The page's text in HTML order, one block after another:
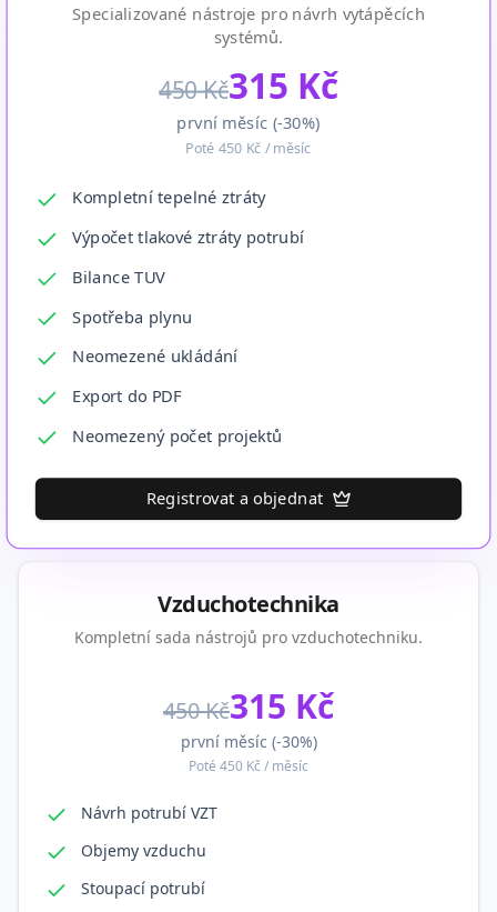
Specializované nástroje pro návrh vytápěcích
systémů.
450Kč315 Kč
první měsíc (-30%)
Poté 450 Kč / měsíc
Kompletní tepelné ztráty
Výpočet tlakové ztráty potrubí
Bilance TUV
Spotřeba plynu
Neomezené ukládání
Export do PDF
Neomezený počet projektů
Registrovat a objednat
Vzduchotechnika
Kompletní sada nástrojů pro vzduchotechniku.
450Kč315 Kč
první měsíc (-30%)
Poté 450 Kč / měsíc
Návrh potrubí VZT
Objemy vzduchu
Stoupací potrubí